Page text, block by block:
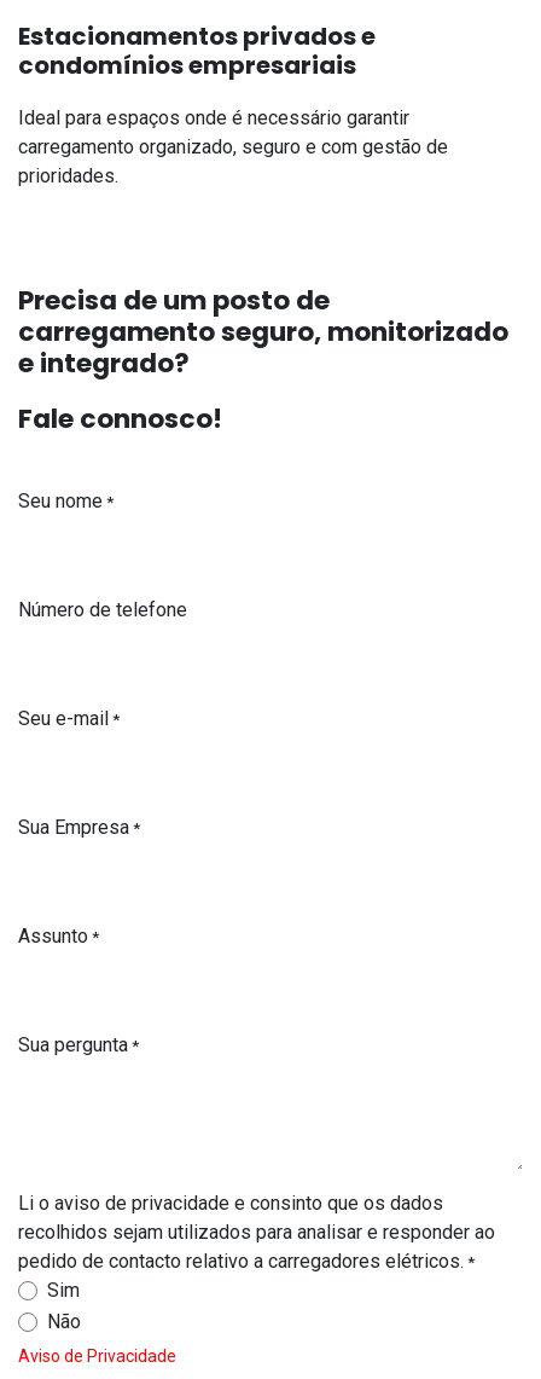
Estacionamentos privados e
condomínios empresariais
Ideal para espaços onde é necessário garantir
carregamento organizado, seguro e com gestão de
prioridades.
Precisa de um posto de
carregamento seguro, monitorizado
e integrado?
Fale connosco!
Seu nome*
Número de telefone
Seu e-mail *
Sua Empresa*
Assunto*
Sua pergunta*
Li o aviso de privacidade e consinto que os dados
recolhidos sejam utilizados para analisar e responder ao
pedido de contacto relativo a carregadores elétricos. *
Sim
Não
Aviso de Privacidade